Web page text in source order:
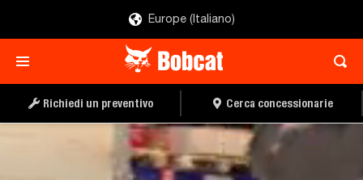
Europe (Italiano)
Richiedi un preventivo Cerca concessionarie